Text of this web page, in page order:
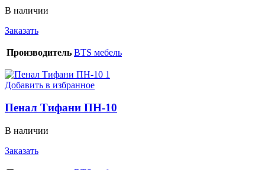
В наличии
Заказать
Производитель BTS мебель
Добавить в избранное
Пенал Тифани ПН-10
В наличии
Заказать